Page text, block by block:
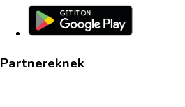
Partnereknek